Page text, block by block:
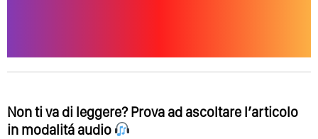
Non ti va di leggere? Prova ad ascoltare l’articolo
in modalitá audio